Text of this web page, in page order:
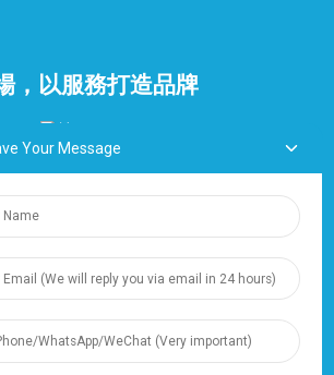
，以服務打造品牌
題
海鼎尊電氣電纜股份有限公司。保留
Your Message